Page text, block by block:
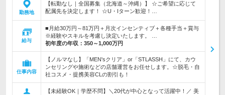
勤務地
【転勤なし｜全国募集（北海道～沖縄）】 ☆ご希望に応じて
配属先を決定します！ ☆U・Iターン歓迎！…
給与
■月給30万円～81万円＋月次インセンティブ＋各種手当＋賞与
※経験やスキルを考慮し決定いたします。 …
初年度の年収： 350～1,000万円
仕事内容
【ノルマなし】「MEN'sクリア」or「STLASSH」にて、カウ
ンセリングや施術などの店舗運営をお任せします。☆脱毛・自
社コスメ・提携美容CLの割引も！
【未経験OK｜学歴不問】＼20代が中心となって活躍中！／ 美